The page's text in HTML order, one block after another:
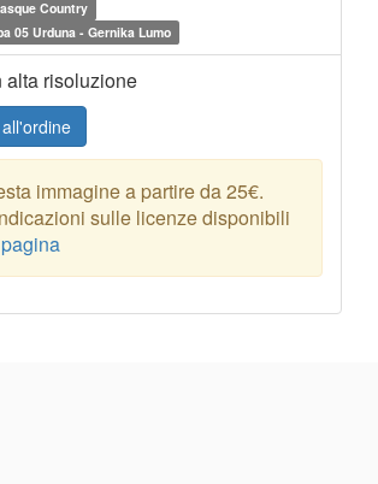
Country
05 Urduna - Gernika Lumo
alta risoluzione
immagine a partire da 25€.
sulle licenze disponibili